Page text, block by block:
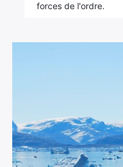
forces de l'ordre.